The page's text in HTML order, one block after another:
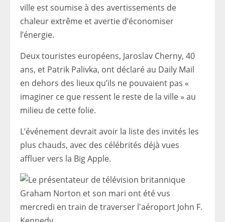
ville est soumise à des avertissements de
chaleur extrême et avertie d’économiser
l’énergie.
Deux touristes européens, Jaroslav Cherny, 40
ans, et Patrik Palivka, ont déclaré au Daily Mail
en dehors des lieux qu’ils ne pouvaient pas «
imaginer ce que ressent le reste de la ville » au
milieu de cette folie.
L’événement devrait avoir la liste des invités les
plus chauds, avec des célébrités déjà vues
affluer vers la Big Apple.